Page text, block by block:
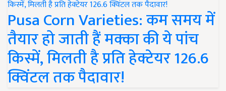
Pusa Corn Varieties: कम समय में
तैयार हो जाती हैं मक्का की ये पांच
किस्में, मिलती है प्रति हेक्टेयर 126.6
क्विंटल तक पैदावार!